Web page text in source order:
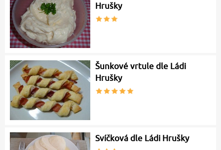
Hrušky
Šunkové vrtule dle Ládi
Hrušky
Svíčková dle Ládi Hrušky